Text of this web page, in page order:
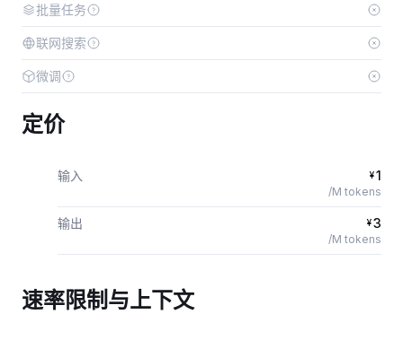
批量任务
联网搜索
微调
定价
输入 ¥1
/M tokens
输出 ¥3
/M tokens
速率限制与上下文